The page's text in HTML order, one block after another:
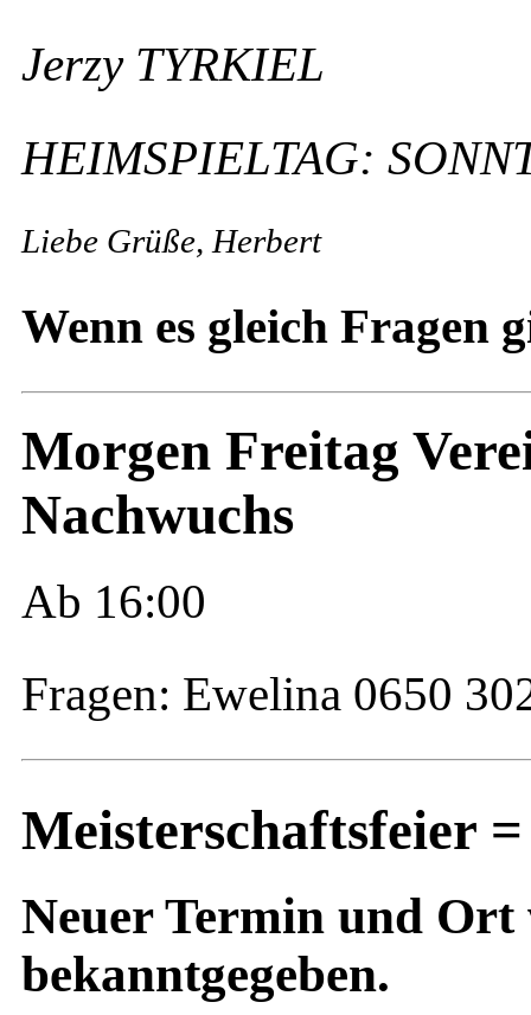
Jerzy TYRKIEL
HEIMSPIELTAG:
Liebe Grüße, Herbert
Wenn es gleich Fragen
Morgen Freitag
Nachwuchs
Ab 16:00
Fragen: Ewelina 0650
Meisterschaftsfeier
Neuer Termin und Ort
bekanntgegeben.